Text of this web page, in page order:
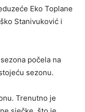
Eko Toplane
Stanivuković i
počela na
sezonu.
Trenutno je